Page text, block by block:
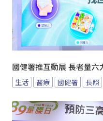
國健署推互動展 長者量六
生活 醫療 國健署 長照